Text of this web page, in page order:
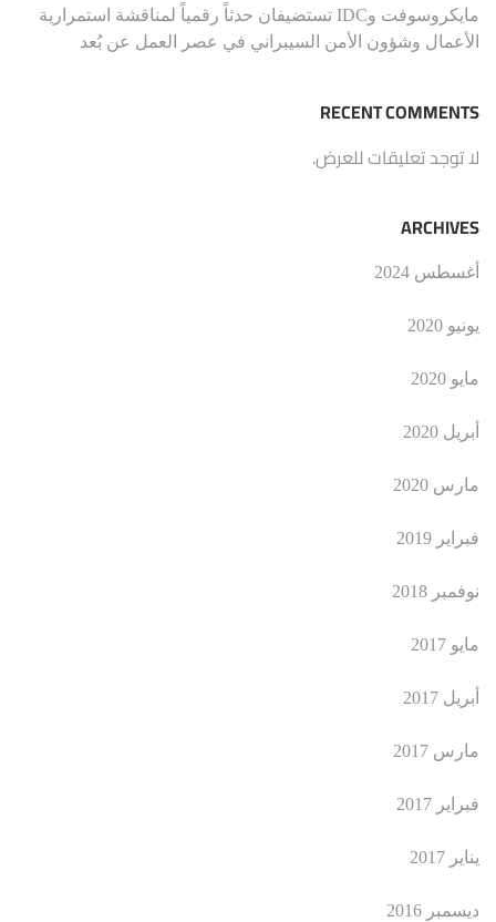
مايكروسوفت وIDC تستضيفان حدثاً رقمياً لمناقشة استمرارية
الأعمال وشؤون الأمن السيبراني في عصر العمل عن بُعد
RECENT COMMENTS
لا توجد تعليقات للعرض.
ARCHIVES
أغسطس 2024
يونيو 2020
مايو 2020
أبريل 2020
مارس 2020
فبراير 2019
نوفمبر 2018
مايو 2017
أبريل 2017
مارس 2017
فبراير 2017
يناير 2017
ديسمبر 2016